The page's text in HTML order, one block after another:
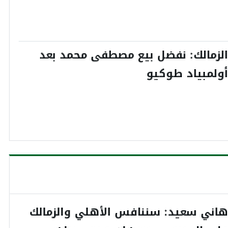
الزمالك: نفضل بيع مصطفى محمد بعد
أولمبياد طوكيو
هاني سعيد: سننافس الأهلي والزمالك